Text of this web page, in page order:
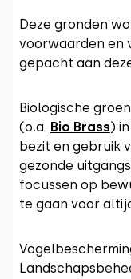
Deze gronden
voorwaarden en
gepacht aan
Biologische
(o.a. Bio Brass)
bezit en gebruik
gezonde
focussen op
te gaan voor